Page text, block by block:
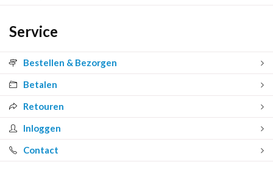
Service
Bestellen & Bezorgen
Betalen
Retouren
Inloggen
Contact